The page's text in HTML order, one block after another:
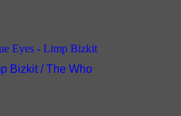
Bizkit / The Who